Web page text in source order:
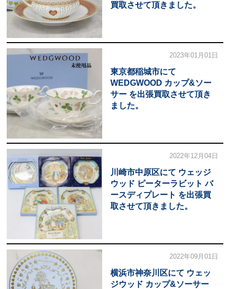
買取させて頂きました。
2023年01月01日
東京都稲城市にて
WEDGWOOD カップ&ソー
サー を出張買取させて頂き
ました。
2022年12月04日
川崎市中原区にて ウェッジ
ウッド ピーターラビット バ
ースディプレート を出張買
取させて頂きました。
2022年09月01日
横浜市神奈川区にて ウェッ
ジウッド カップ&ソーサー